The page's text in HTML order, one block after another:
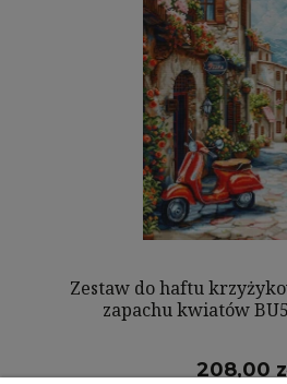
Zestaw do haftu
zapachu kwiatów
208,00